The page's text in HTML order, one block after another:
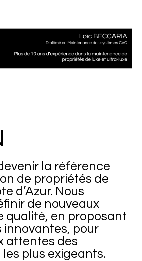
la référence
de propriétés de
d’Azur. Nous
de nouveaux
qualité, en proposant
innovantes, pour
attentes des
plus exigeants.